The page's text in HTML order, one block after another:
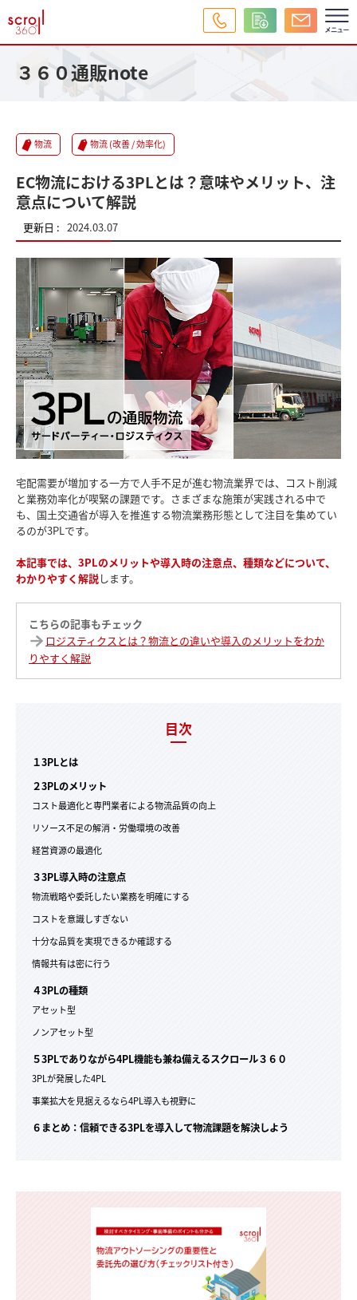
３６０通販note
物流 物流 (改善 / 効率化)
EC物流における3PLとは？意味やメリット、注
意点について解説
更新日 : 2024.03.07
宅配需要が増加する一方で人手不足が進む物流業界では、コスト削減
と業務効率化が喫緊の課題です。さまざまな施策が実践される中で
も、国土交通省が導入を推進する物流業務形態として注目を集めてい
るのが3PLです。
本記事では、3PLのメリットや導入時の注意点、種類などについて、
わかりやすく解説します。
こちらの記事もチェック
ロジスティクスとは？物流との違いや導入のメリットをわか
りやすく解説
目次
１3PLとは
２3PLのメリット
コスト最適化と専門業者による物流品質の向上
リソース不足の解消・労働環境の改善
経営資源の最適化
３3PL導入時の注意点
物流戦略や委託したい業務を明確にする
コストを意識しすぎない
十分な品質を実現できるか確認する
情報共有は密に行う
４3PLの種類
アセット型
ノンアセット型
５3PLでありながら4PL機能も兼ね備えるスクロール３６０
3PLが発展した4PL
事業拡大を見据えるなら4PL導入も視野に
６まとめ：信頼できる3PLを導入して物流課題を解決しよう